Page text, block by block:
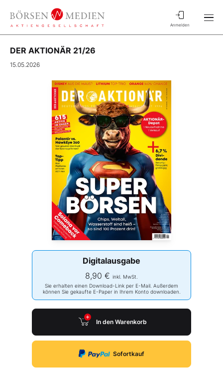
Anmelden
DER AKTIONÄR 21/26
15.05.2026
Digitalausgabe
8,90 € inkl. MwSt.
Sie erhalten einen Download-Link per E-Mail. Außerdem
können Sie gekaufte E-Paper in Ihrem Konto downloaden.
In den Warenkorb
Sofortkauf